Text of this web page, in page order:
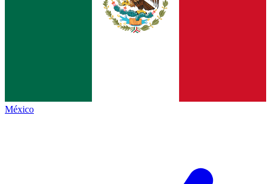
México